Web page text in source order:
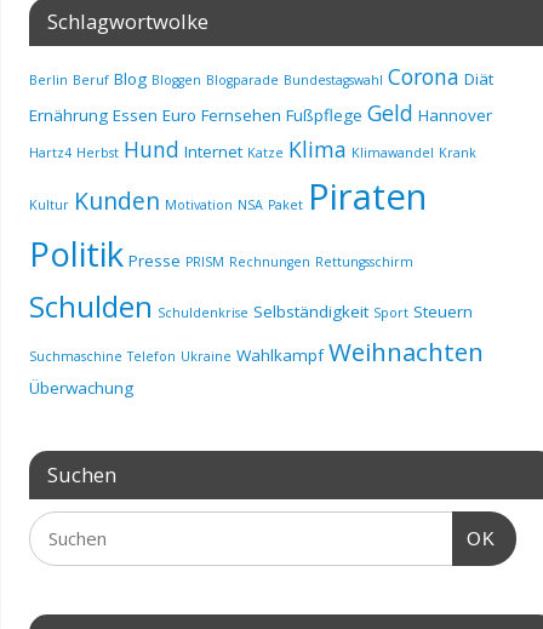
Schlagwortwolke
Berlin Beruf Blog Bloggen Blogparade Bundestagswahl Corona Diät
Ernährung Essen Euro Fernsehen Fußpflege Geld Hannover
Hartz4 Herbst Hund Internet Katze Klima Klimawandel Krank
Kultur Kunden Motivation NSA Paket Piraten
Politik Presse PRISM Rechnungen Rettungsschirm
Schulden Schuldenkrise Selbständigkeit Sport Steuern
Suchmaschine Telefon Ukraine Wahlkampf Weihnachten
Überwachung
Suchen
OK